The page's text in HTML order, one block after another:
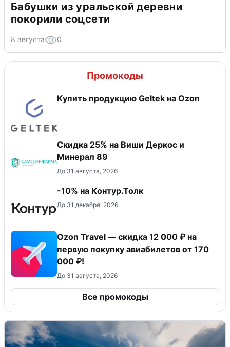
Бабушки из уральской деревни
покорили соцсети
8 августа 0
Промокоды
Купить продукцию Geltek на Ozon
Скидка 25% на Виши Деркос и
Минерал 89
До 31 августа, 2026
-10% на Контур.Толк
До 31 декабря, 2026
Ozon Travel — скидка 12 000 ₽ на
первую покупку авиабилетов от 170
000 ₽!
До 31 августа, 2026
Все промокоды